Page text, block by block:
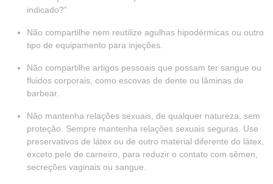
indicado?”
Não compartilhe nem reutilize agulhas hipodérmicas ou outro
tipo de equipamento para injeções.
Não compartilhe artigos pessoais que possam ter sangue ou
fluidos corporais, como escovas de dente ou lâminas de
barbear.
Não mantenha relações sexuais, de qualquer natureza, sem
proteção. Sempre mantenha relações sexuais seguras. Use
preservativos de látex ou de outro material diferente do látex,
exceto pele de carneiro, para reduzir o contato com sêmen,
secreções vaginais ou sangue.